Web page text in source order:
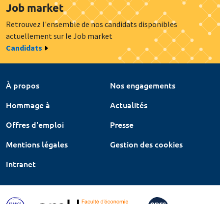
Job market
Retrouvez l'ensemble de nos candidats disponibles
actuellement sur le Job market
Candidats
À propos
Nos engagements
Hommage à
Actualités
Offres d'emploi
Presse
Mentions légales
Gestion des cookies
Intranet